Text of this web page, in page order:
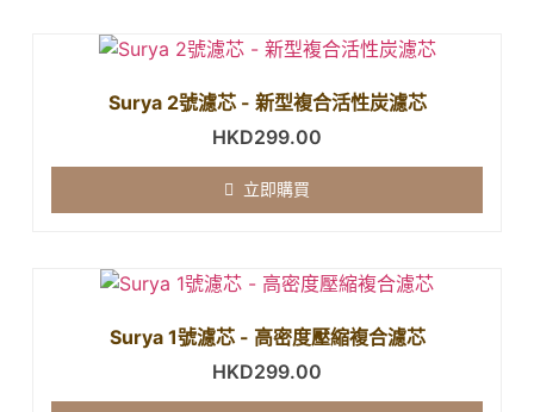
Surya 2號濾芯 - 新型複合活性炭濾芯
HKD299.00
立即購買
Surya 1號濾芯 - 高密度壓縮複合濾芯
HKD299.00